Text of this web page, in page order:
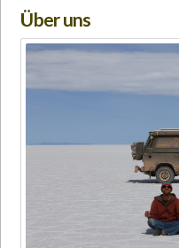
Über uns